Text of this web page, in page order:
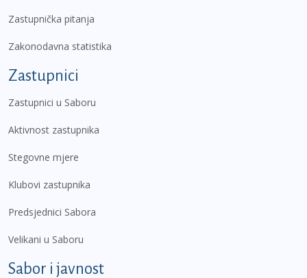
Zastupnička pitanja
Zakonodavna statistika
Zastupnici
Zastupnici u Saboru
Aktivnost zastupnika
Stegovne mjere
Klubovi zastupnika
Predsjednici Sabora
Velikani u Saboru
Sabor i javnost